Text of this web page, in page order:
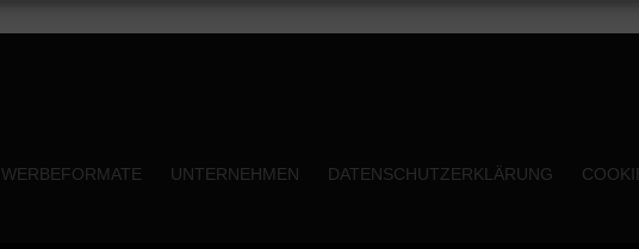
WERBEFORMATE UNTERNEHMEN DATENSCHUTZERKLÄRUNG